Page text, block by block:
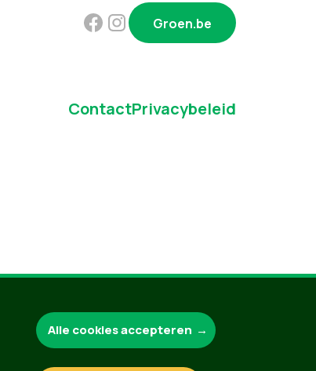
Groen.be
ContactPrivacybeleid
Alle cookies accepteren